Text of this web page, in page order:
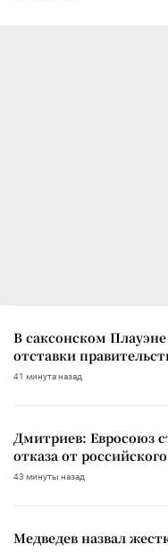
В саксонском
отставки
41 минута назад
Дмитриев: Евросоюз
отказа от российского
43 минуты назад
Медведев назвал